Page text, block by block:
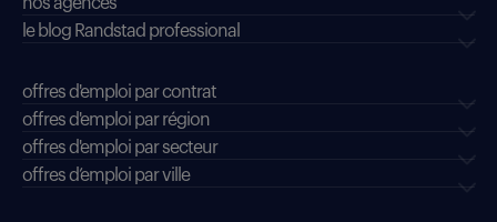
nos agences
le blog Randstad professional
offres d'emploi par contrat
offres d'emploi par région
offres d'emploi par secteur
offres d’emploi par ville